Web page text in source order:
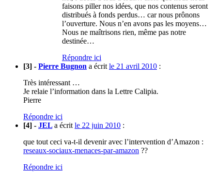
faisons piller nos idées, que nos contenus seront
distribués à fonds perdus… car nous prônons
l’ouverture. Nous n’en avons pas les moyens…
Nous ne maîtrisons rien, même pas notre
destinée…
Répondre ici
[3] - Pierre Bugnon a écrit le 21 avril 2010 :
Très intéressant …
Je relaie l’information dans la Lettre Calipia.
Pierre
Répondre ici
[4] - JEL a écrit le 22 juin 2010 :
que tout ceci va-t-il devenir avec l’intervention d’Amazon :
reseaux-sociaux-menaces-par-amazon ??
Répondre ici